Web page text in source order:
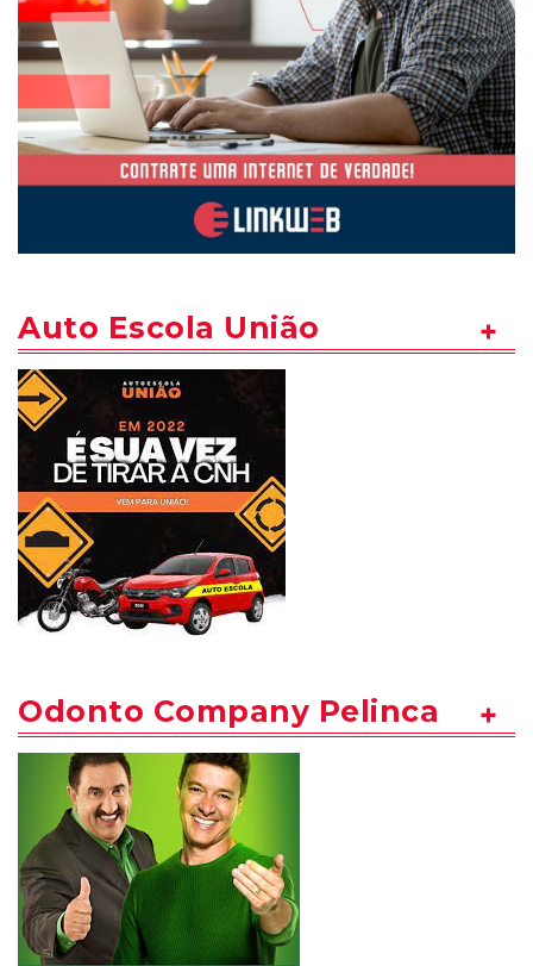
Auto Escola União
Odonto Company Pelinca